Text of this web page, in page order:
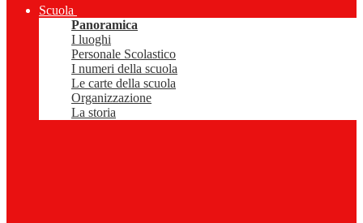
Scuola
Panoramica
I luoghi
Personale Scolastico
I numeri della scuola
Le carte della scuola
Organizzazione
La storia